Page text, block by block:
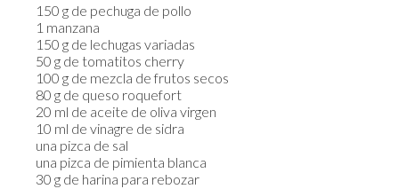
150 g de pechuga de pollo
1 manzana
150 g de lechugas variadas
50 g de tomatitos cherry
100 g de mezcla de frutos secos
80 g de queso roquefort
20 ml de aceite de oliva virgen
10 ml de vinagre de sidra
una pizca de sal
una pizca de pimienta blanca
30 g de harina para rebozar